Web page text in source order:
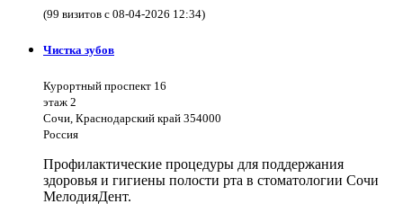
(99 визитов с 08-04-2026 12:34)
Чистка зубов
Курортный проспект 16
этаж 2
Сочи, Краснодарский край 354000
Россия
Профилактические процедуры для поддержания
здоровья и гигиены полости рта в стоматологии Сочи
МелодияДент.